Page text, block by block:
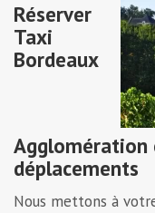
Réserver
Taxi
Bordeaux
Agglomération
déplacements
Nous mettons à